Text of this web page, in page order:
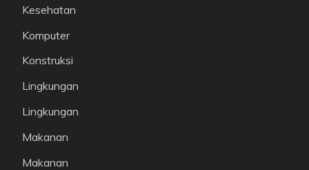
Kesehatan
Komputer
Konstruksi
Lingkungan
Lingkungan
Makanan
Makanan